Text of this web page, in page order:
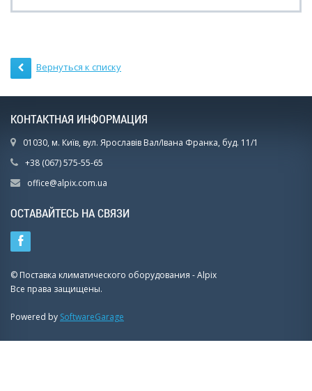
Вернуться к списку
КОНТАКТНАЯ ИНФОРМАЦИЯ
01030, м. Київ, вул. Ярославів Вал/Івана Франка, буд. 11/1
+38 (067) 575-55-65
office@alpix.com.ua
ОСТАВАЙТЕСЬ НА СВЯЗИ
© Поставка климатического оборудования - Alpix
Все права защищены.
Powered by SoftwareGarage